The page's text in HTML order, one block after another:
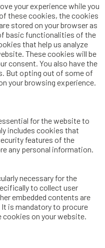
your experience while you
these cookies, the cookies
stored on your browser as
basic functionalities of the
that help us analyze
These cookies will be
consent. You also have the
But opting out of some of
your browsing experience.
for the website to
includes cookies that
features of the
any personal information.
necessary for the
to collect user
embedded contents are
is mandatory to procure
on your website.